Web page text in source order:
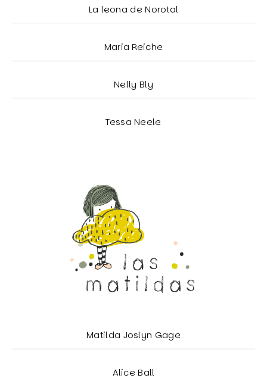
La leona de Norotal
Maria Reiche
Nelly Bly
Tessa Neele
Matilda Joslyn Gage
Alice Ball